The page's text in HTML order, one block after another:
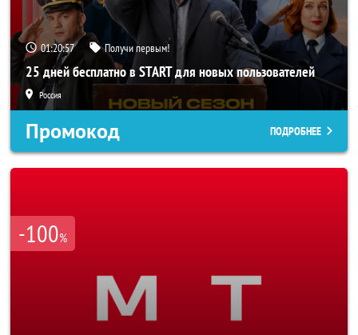
01:20:56 Получи первым!
25 дней бесплатно в START для новых пользователей
Россия
Промокод ПОДРОБНЕЕ
-100%